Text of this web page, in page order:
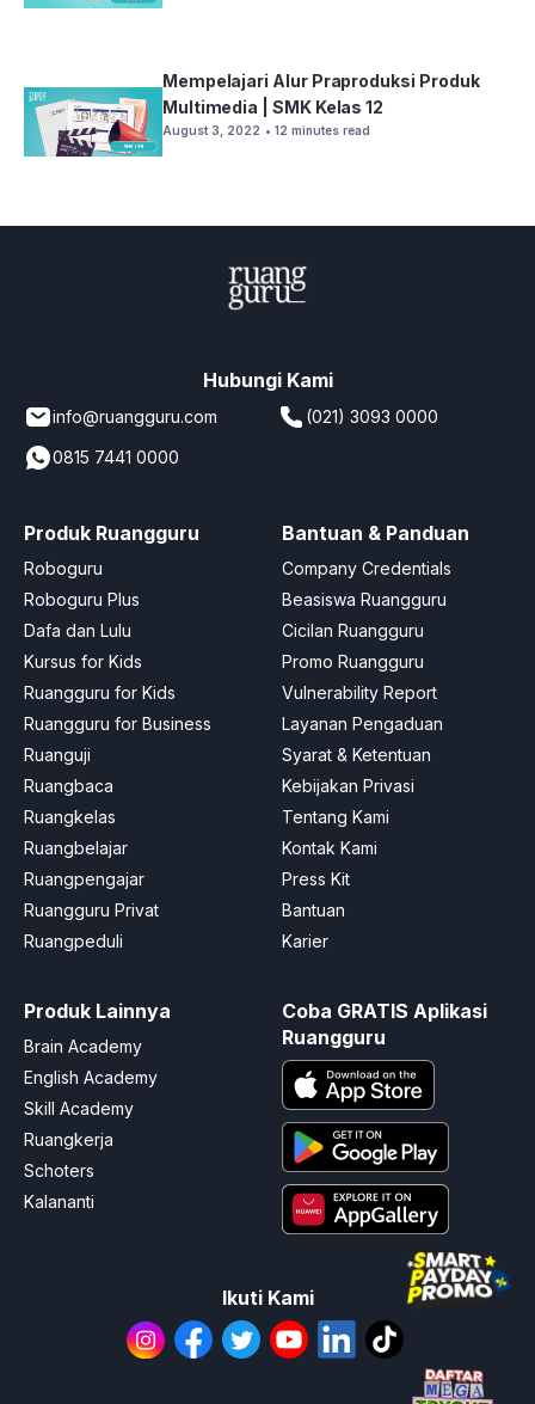
Mempelajari Alur Praproduksi Produk
Multimedia | SMK Kelas 12
August 3, 2022 • 12 minutes read
Hubungi Kami
info@ruangguru.com
(021) 3093 0000
0815 7441 0000
Produk Ruangguru
Roboguru
Roboguru Plus
Dafa dan Lulu
Kursus for Kids
Ruangguru for Kids
Ruangguru for Business
Ruanguji
Ruangbaca
Ruangkelas
Ruangbelajar
Ruangpengajar
Ruangguru Privat
Ruangpeduli
Bantuan & Panduan
Company Credentials
Beasiswa Ruangguru
Cicilan Ruangguru
Promo Ruangguru
Vulnerability Report
Layanan Pengaduan
Syarat & Ketentuan
Kebijakan Privasi
Tentang Kami
Kontak Kami
Press Kit
Bantuan
Karier
Produk Lainnya
Brain Academy
English Academy
Skill Academy
Ruangkerja
Schoters
Kalananti
Coba GRATIS Aplikasi
Ruangguru
Ikuti Kami